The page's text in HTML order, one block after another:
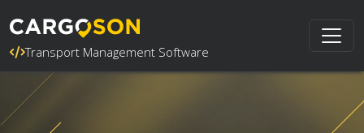
Transport Management Software